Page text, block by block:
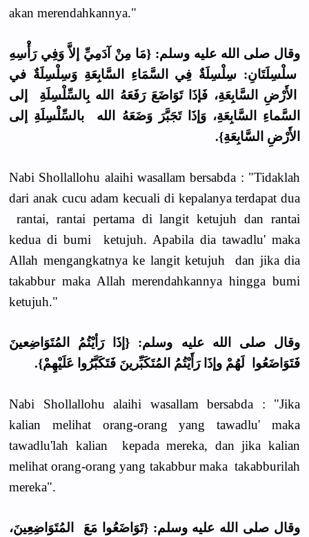
akan merendahkannya."
وقال صلى الله عليه وسلم: {مَا مِنْ آدَمِيِّ إلاَّ وَفِي رَأْسِهِ
سلْسِلَتَانِ: سِلْسِلَةٌ فِي السَّمَاءِ السَّابِعَةِ وَسِلْسِلَةٌ في
الأَرْضِ السَّابِعَةِ، فَإذَا تَوَاضَعَ رَفَعَهُ الله بِالسِّلْسِلَةِ إلى
السَّماءِ السَّابِعَةِ، وَإذَا تَجَبَّرَ وَضَعَهُ الله بالسِّلْسِلَةِ إلى
الأَرْضِ السَّابِعَةِ}.
Nabi Shollallohu alaihi wasallam bersabda : "Tidaklah
dari anak cucu adam kecuali di kepalanya terdapat dua
rantai, rantai pertama di langit ketujuh dan rantai
kedua di bumi ketujuh. Apabila dia tawadlu' maka
Allah mengangkatnya ke langit ketujuh dan jika dia
takabbur maka Allah merendahkannya hingga bumi
ketujuh."
وقال صلى الله عليه وسلم: {إذَا رَأيْتُمُ المُتَوَاضِعينَ
فَتَوَاضَعُوا لَهُمْ وإذَا رَأَيْتُمُ المُتَكَبِّرينَ فَتَكَبَّرُوا عَلَيْهِمْ}.
Nabi Shollallohu alaihi wasallam bersabda : "Jika
kalian melihat orang-orang yang tawadlu' maka
tawadlu'lah kalian kepada mereka, dan jika kalian
melihat orang-orang yang takabbur maka takabburilah
mereka".
وقال صلى الله عليه وسلم: {تَوَاضَعُوا مَعَ المُتَوَاضِعِينَ،